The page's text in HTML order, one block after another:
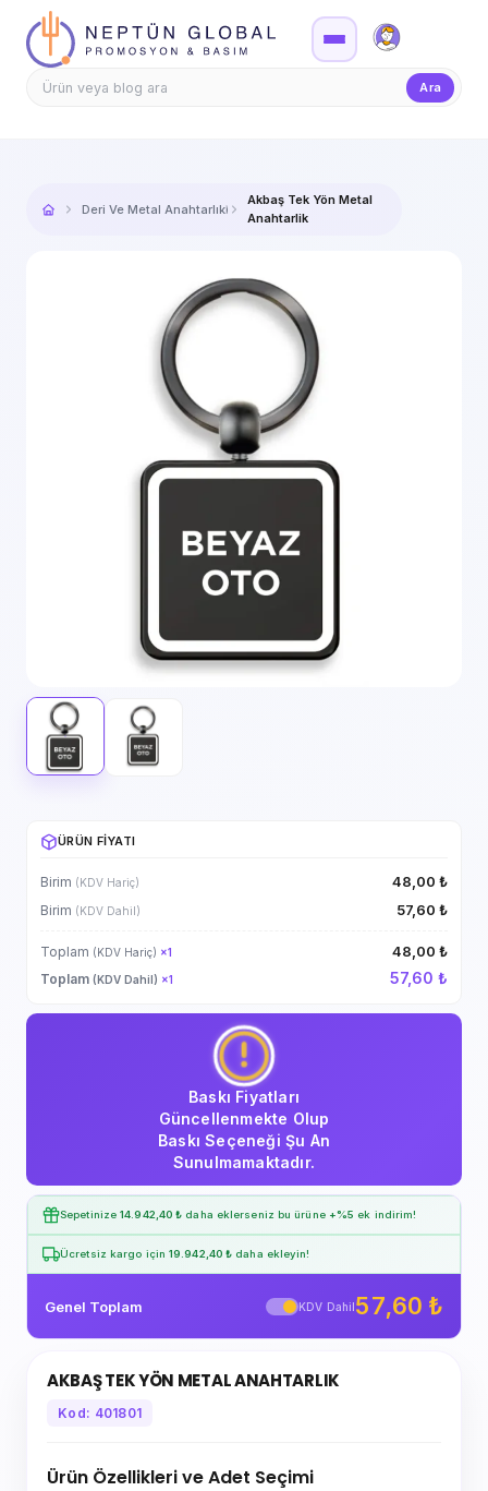
Firma Girişi
Ara
Deri Ve Metal Anahtarlıklar
Akbaş Tek Yön Metal
Anahtarlik
ÜRÜN FIYATI
Birim (KDV Hariç) 48,00 ₺
Birim (KDV Dahil) 57,60 ₺
Toplam (KDV Hariç) ×1 48,00 ₺
Toplam (KDV Dahil) ×1 57,60 ₺
Baskı Fiyatları
Güncellenmekte Olup
Baskı Seçeneği Şu An
Sunulmamaktadır.
Sepetinize14.942,40 ₺ daha eklerseniz bu ürüne +%5 ek indirim!
Ücretsiz kargo için 19.942,40 ₺ daha ekleyin!
Genel Toplam KDV Dahil57,60 ₺
AKBAŞ TEK YÖN METAL ANAHTARLIK
Kod: 401801
Ürün Özellikleri ve Adet Seçimi